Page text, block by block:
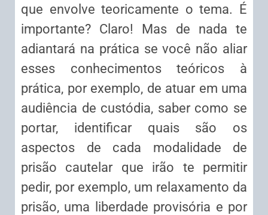
que envolve teoricamente o tema. É
importante? Claro! Mas de nada te
adiantará na prática se você não aliar
esses conhecimentos teóricos à
prática, por exemplo, de atuar em uma
audiência de custódia, saber como se
portar, identificar quais são os
aspectos de cada modalidade de
prisão cautelar que irão te permitir
pedir, por exemplo, um relaxamento da
prisão, uma liberdade provisória e por